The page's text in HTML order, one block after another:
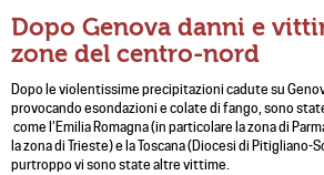
Dopo Genova danni e
zone del centro-nord
Dopo le violentissime precipitazioni cadute su
provocando esondazioni e colate di fango, sono
come l’Emilia Romagna (in particolare la zona di
la zona di Trieste) e la Toscana (Diocesi di Pitigliano-
purtroppo vi sono state altre vittime.